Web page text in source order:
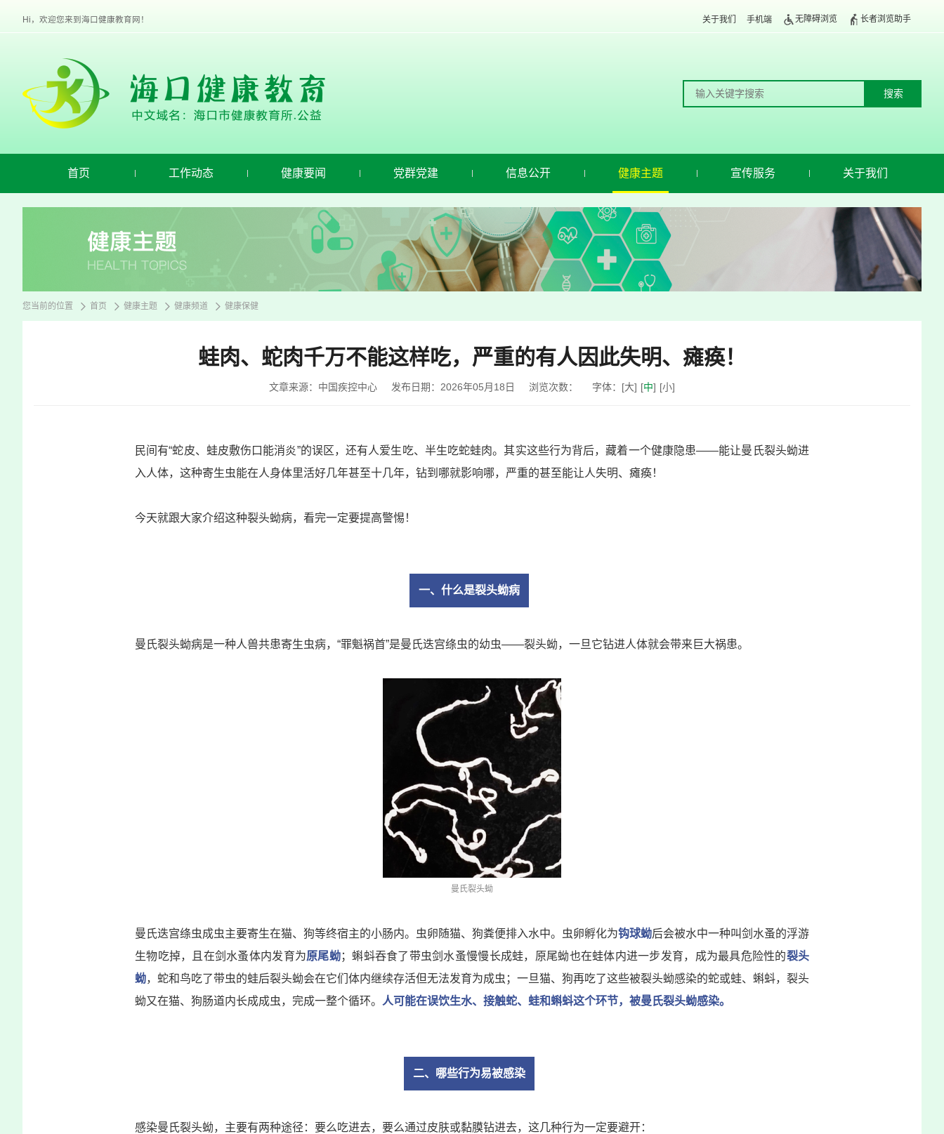
进
人
使
Hi，欢迎您来到海口健康教育网！ 关于我们 手机端 无障碍浏览 长者浏览助手
首页 工作动态 健康要闻 党群党建 信息公开 健康主题 宣传服务 关于我们
您当前的位置 首页 健康主题 健康频道 健康保健
蛙肉、蛇肉千万不能这样吃，严重的有人因此失明、瘫痪！
文章来源：中国疾控中心 发布日期：2026年05月18日 浏览次数： 字体： [大] [中] [小]
民间有“蛇皮、蛙皮敷伤口能消炎”的误区，还有人爱生吃、半生吃蛇蛙肉。其实这些行为背后，藏着一个健康隐患——能让曼氏裂头蚴进
入人体，这种寄生虫能在人身体里活好几年甚至十几年，钻到哪就影响哪，严重的甚至能让人失明、瘫痪！
今天就跟大家介绍这种裂头蚴病，看完一定要提高警惕！
一、 什么是裂头蚴病
曼氏裂头蚴病是一种人兽共患寄生虫病，“罪魁祸首”是曼氏迭宫绦虫的幼虫——裂头蚴，一旦它钻进人体就会带来巨大祸患。
曼氏裂头蚴
曼氏迭宫绦虫成虫主要寄生在猫、狗等终宿主的小肠内。虫卵随猫、狗粪便排入水中。虫卵孵化为钩球蚴后会被水中一种叫剑水蚤的浮游
生物吃掉，且在剑水蚤体内发育为原尾蚴；蝌蚪吞食了带虫剑水蚤慢慢长成蛙， 原尾蚴也在蛙体内进一步发育，成为最具危险性的裂头
蚴，蛇和鸟吃了带虫的蛙后裂头蚴会在它们体内继续存活但无法发育为成虫；一旦猫、狗再吃了这些被裂头蚴感染的蛇或蛙、蝌蚪，裂头
蚴又在猫、狗肠道内长成成虫，完成一整个循环。
人可能在误饮生水、接触蛇、蛙和蝌蚪这个环节，被曼氏裂头蚴感染。
二、哪些行为易被感染
感染曼氏裂头蚴，主要有两种途径：要么吃进去，要么通过皮肤或黏膜钻进去，这几种行为一定要避开：